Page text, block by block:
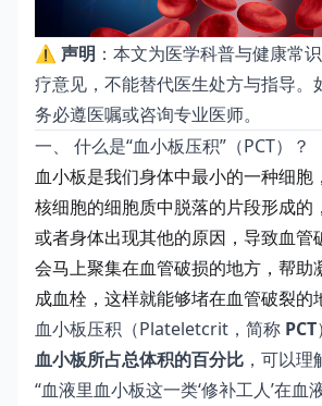
⚠️ 声明 ：本文为医学科普与健康常
疗意见，不能替代医生处方与指导。
务必遵医嘱或咨询专业医师。
一、 什么是“血小板压积”（PCT）？
血小板是我们身体中最小的一种细胞
核细胞的细胞质中脱落的片段形成的
或者身体出现其他的原因，导致血管
会马上聚集在血管破损的地方，帮助
成血栓 ，这样就能够堵在血管破裂的
血小板压积（Plateletcrit，简称 PCT
血小板所占总体积的百分比 ，可以理
“血液里血小板这一类‘修补工人’在血